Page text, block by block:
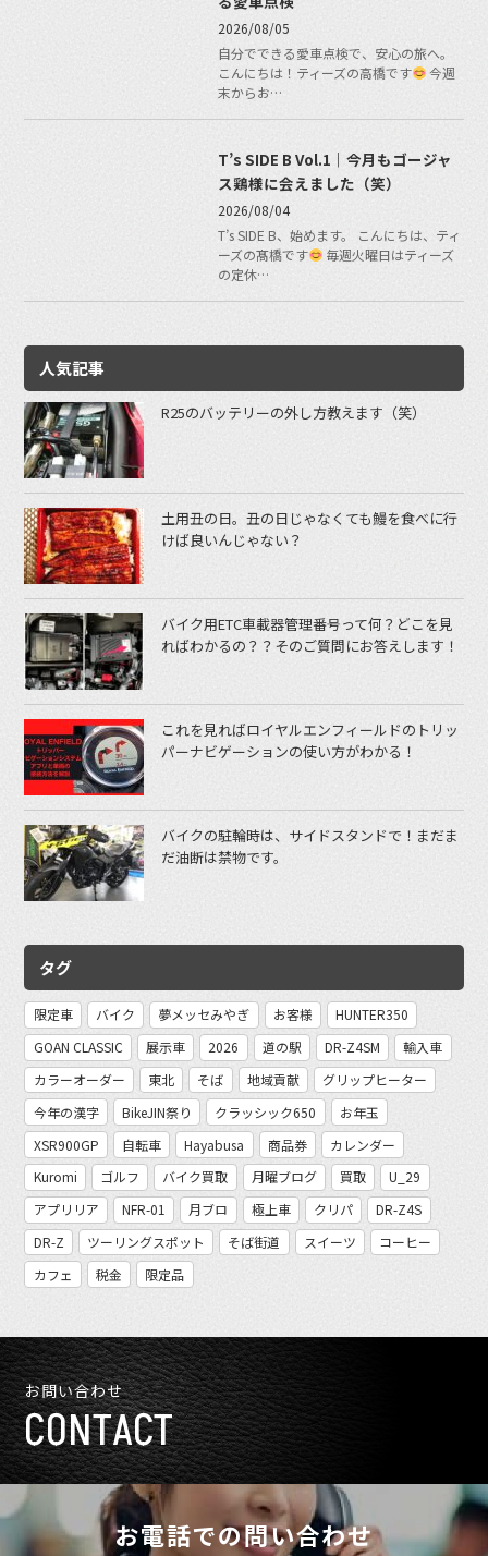
2026/08/05
自分でできる愛車点検で、安心の旅へ。
こんにちは！ティーズの高橋です
今週
末からお…
T’s SIDE B Vol.1｜今月もゴージャ
ス鶏様に会えました（笑）
2026/08/04
T’s SIDE B、始めます。 こんにちは、ティ
ーズの髙橋です
毎週火曜日はティーズ
の定休…
人気記事
R25のバッテリーの外し方教えます（笑）
土用丑の日。丑の日じゃなくても鰻を食べに行
けば良いんじゃない？
バイク用ETC車載器管理番号って何？どこを見
ればわかるの？？そのご質問にお答えします！
これを見ればロイヤルエンフィールドのトリッ
パーナビゲーションの使い方がわかる！
バイクの駐輪時は、サイドスタンドで！まだま
だ油断は禁物です。
タグ
限定車 バイク 夢メッセみやぎ お客様
HUNTER350
GOAN CLASSIC
展示車 2026 道の駅 DR-Z4SM
輸入車
カラーオーダー
東北 そば 地域貢献
グリップヒーター
今年の漢字
BikeJIN祭り クラッシック650
お年玉
XSR900GP
自転車 Hayabusa 商品券
カレンダー
Kuromi
ゴルフ バイク買取 月曜ブログ 買取
U_29
アプリリア
NFR-01 月ブロ 極上車 クリパ
DR-Z4S
DR-Z
ツーリングスポット そば街道 スイーツ
コーヒー
カフェ
税金 限定品
お問い合わせ
CONTACT
お電話での問い合わせ